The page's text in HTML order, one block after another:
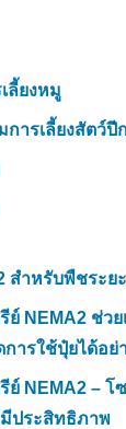
ลี้ยงหมู
ารเลี้ยงสัตว์ปี
สำหรับพืชระ
NEMA2 ช่วย
ารใช้ปุ๋ยได้อ
NEMA2 – โ
ประสิทธิภาพ